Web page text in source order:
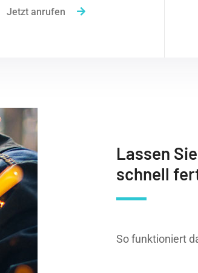
Jetzt anrufen
Lassen
schnell
So funktioniert